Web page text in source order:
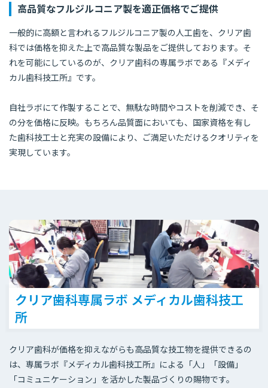
高品質なフルジルコニア製を適正価格でご提供
一般的に高額と言われるフルジルコニア製の人工歯を、クリア歯
科では価格を抑えた上で高品質な製品をご提供しております。そ
れを可能にしているのが、クリア歯科の専属ラボである『メディ
カル歯科技工所』です。
自社ラボにて作製することで、無駄な時間やコストを削減でき、そ
の分を価格に反映。もちろん品質面においても、国家資格を有し
た歯科技工士と充実の設備により、ご満足いただけるクオリティを
実現しています。
クリア歯科専属ラボ メディカル歯科技工
所
クリア歯科が価格を抑えながらも高品質な技工物を提供できるの
は、専属ラボ『メディカル歯科技工所』による「人」「設備」
「コミュニケーション」を活かした製品づくりの賜物です。